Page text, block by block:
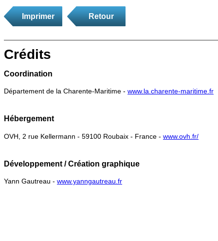
Imprimer Retour
Crédits
Coordination
Département de la Charente-Maritime - www.la.charente-maritime.fr
Hébergement
OVH, 2 rue Kellermann - 59100 Roubaix - France - www.ovh.fr/
Développement / Création graphique
Yann Gautreau - www.yanngautreau.fr